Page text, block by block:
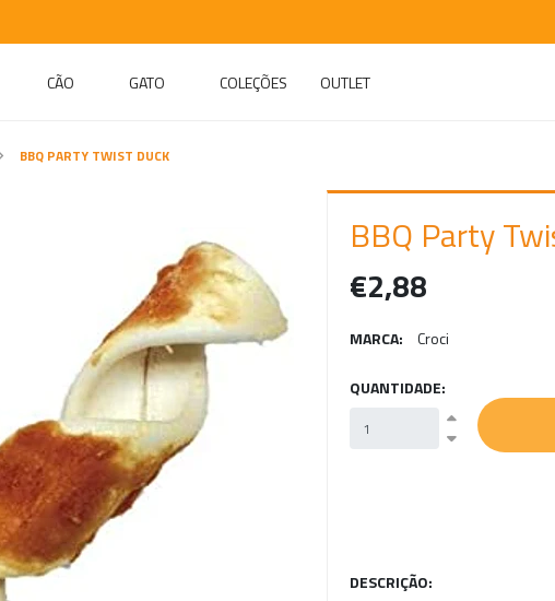
CÃO GATO COLEÇÕES OUTLET
BBQ PARTY TWIST DUCK
BBQ Party
€2,88
MARCA: Croci
QUANTIDADE:
DESCRIÇÃO: